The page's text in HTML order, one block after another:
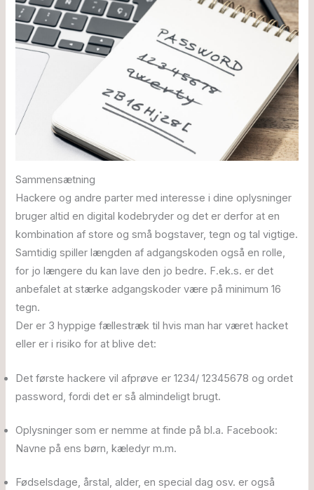
Sammensætning
Hackere og andre parter med interesse i dine oplysninger
bruger altid en digital kodebryder og det er derfor at en
kombination af store og små bogstaver, tegn og tal vigtige.
Samtidig spiller længden af adgangskoden også en rolle,
for jo længere du kan lave den jo bedre. F.ek.s. er det
anbefalet at stærke adgangskoder være på minimum 16
tegn.
Der er 3 hyppige fællestræk til hvis man har været hacket
eller er i risiko for at blive det:
Det første hackere vil afprøve er 1234/ 12345678 og ordet
password, fordi det er så almindeligt brugt.
Oplysninger som er nemme at finde på bl.a. Facebook:
Navne på ens børn, kæledyr m.m.
Fødselsdage, årstal, alder, en special dag osv. er også